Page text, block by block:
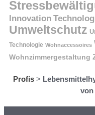
Innovation
Umweltschutz
Technologie Wohnaccessoires
Wohnzimmergestaltung
Profis >
von